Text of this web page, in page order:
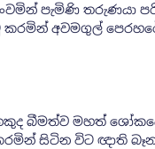
පැමිණි තරුණයා
කරමින් අවමගුල්
බීමත්ව මහත්
සිටින විට ඥාති